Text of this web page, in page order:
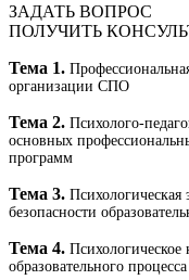
ЗАДАТЬ ВОПРОС
ПОЛУЧИТЬ
Тема 1.
организации СПО
Тема 2. Психолого-
основных
программ
Тема 3. Психологическая
безопасности
Тема 4. Психологическое
образовательного процесса